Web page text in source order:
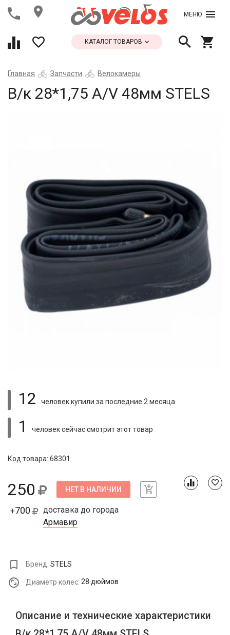
МЕНЮ
КАТАЛОГ ТОВАРОВ
Главная Запчасти Велокамеры
В/к 28*1,75 A/V 48мм STELS
12 человек купили за последние 2 месяца
1 человек сейчас смотритэтот товар
Код товара: 68301
250 НЕТ В НАЛИЧИИ
+700
доставка до города
Армавир
Бренд: STELS
Диаметр колес: 28 дюймов
Описание и технические характеристики